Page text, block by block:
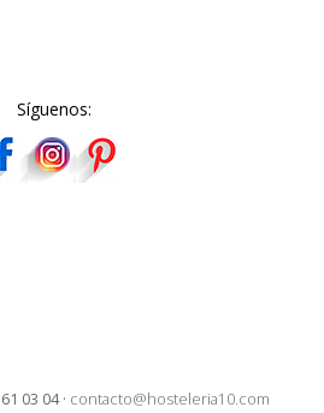
Síguenos:
03 04· contacto@hosteleria10.com